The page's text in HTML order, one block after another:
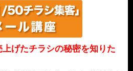
げたチラシの秘密を知りた